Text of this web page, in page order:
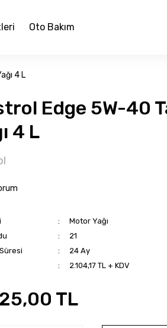
Oto Bakım
4 L
Edge 5W-40
4 L
Motor Yağı
21
24 Ay
2.104,17 TL + KDV
TL